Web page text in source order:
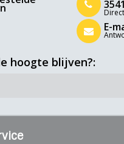
E-
hoogte blijven?: